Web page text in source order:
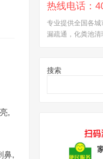
,
鼻,
热线电话：
专业提供全国各
漏疏通，化粪池清
搜索